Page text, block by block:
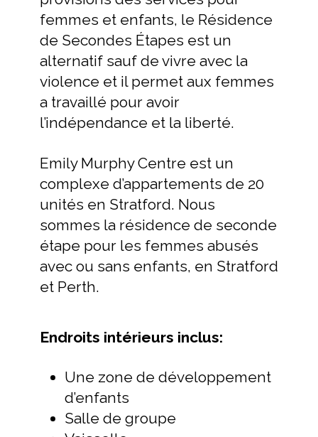
femmes et enfants, le Résidence
de Secondes Étapes est un
alternatif sauf de vivre avec la
violence et il permet aux femmes
a travaillé pour avoir
l’indépendance et la liberté.
Emily Murphy Centre est un
complexe d’appartements de 20
unités en Stratford. Nous
sommes la résidence de seconde
étape pour les femmes abusés
avec ou sans enfants, en Stratford
et Perth.
Endroits intérieurs inclus:
Une zone de développement
d’enfants
Salle de groupe